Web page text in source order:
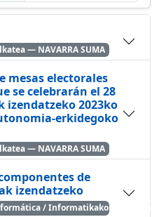
— NAVARRA SUMA
mesas electorales
se celebrarán el 28
izendatzeko 2023ko
erkidegoko
— NAVARRA SUMA
de
izendatzeko
/ Informatikako teknikaria